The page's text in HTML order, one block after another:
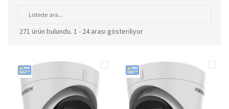
271 ürün bulundu. 1 - 24 arası gösteriliyor